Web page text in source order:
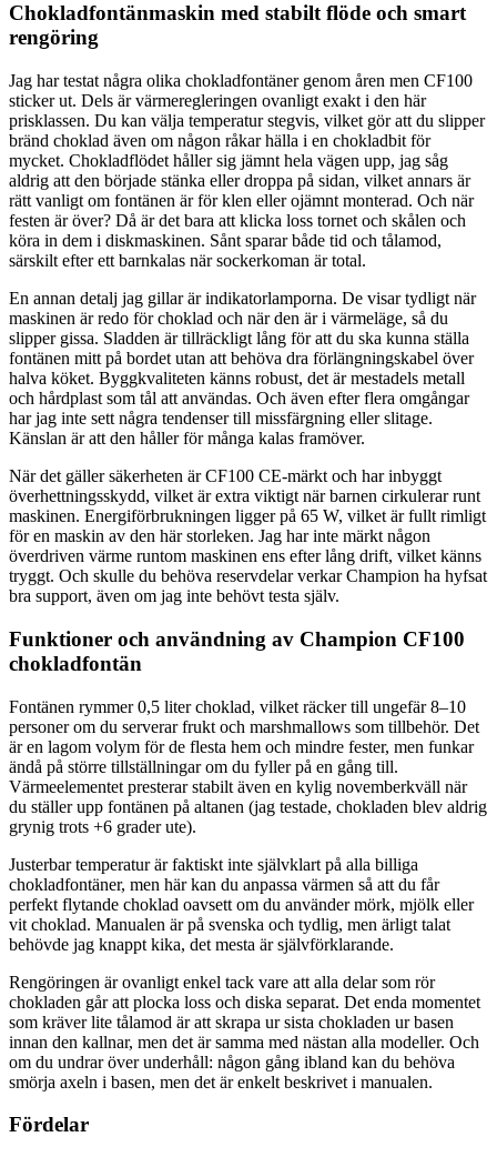
Chokladfontänmaskin med stabilt flöde och smart
rengöring
Jag har testat några olika chokladfontäner genom åren men CF100
sticker ut. Dels är värmeregleringen ovanligt exakt i den här
prisklassen. Du kan välja temperatur stegvis, vilket gör att du slipper
bränd choklad även om någon råkar hälla i en chokladbit för
mycket. Chokladflödet håller sig jämnt hela vägen upp, jag såg
aldrig att den började stänka eller droppa på sidan, vilket annars är
rätt vanligt om fontänen är för klen eller ojämnt monterad. Och när
festen är över? Då är det bara att klicka loss tornet och skålen och
köra in dem i diskmaskinen. Sånt sparar både tid och tålamod,
särskilt efter ett barnkalas när sockerkoman är total.
En annan detalj jag gillar är indikatorlamporna. De visar tydligt när
maskinen är redo för choklad och när den är i värmeläge, så du
slipper gissa. Sladden är tillräckligt lång för att du ska kunna ställa
fontänen mitt på bordet utan att behöva dra förlängningskabel över
halva köket. Byggkvaliteten känns robust, det är mestadels metall
och hårdplast som tål att användas. Och även efter flera omgångar
har jag inte sett några tendenser till missfärgning eller slitage.
Känslan är att den håller för många kalas framöver.
När det gäller säkerheten är CF100 CE-märkt och har inbyggt
överhettningsskydd, vilket är extra viktigt när barnen cirkulerar runt
maskinen. Energiförbrukningen ligger på 65 W, vilket är fullt rimligt
för en maskin av den här storleken. Jag har inte märkt någon
överdriven värme runtom maskinen ens efter lång drift, vilket känns
tryggt. Och skulle du behöva reservdelar verkar Champion ha hyfsat
bra support, även om jag inte behövt testa själv.
Funktioner och användning av Champion CF100
chokladfontän
Fontänen rymmer 0,5 liter choklad, vilket räcker till ungefär 8–10
personer om du serverar frukt och marshmallows som tillbehör. Det
är en lagom volym för de flesta hem och mindre fester, men funkar
ändå på större tillställningar om du fyller på en gång till.
Värmeelementet presterar stabilt även en kylig novemberkväll när
du ställer upp fontänen på altanen (jag testade, chokladen blev aldrig
grynig trots +6 grader ute).
Justerbar temperatur är faktiskt inte självklart på alla billiga
chokladfontäner, men här kan du anpassa värmen så att du får
perfekt flytande choklad oavsett om du använder mörk, mjölk eller
vit choklad. Manualen är på svenska och tydlig, men ärligt talat
behövde jag knappt kika, det mesta är självförklarande.
Rengöringen är ovanligt enkel tack vare att alla delar som rör
chokladen går att plocka loss och diska separat. Det enda momentet
som kräver lite tålamod är att skrapa ur sista chokladen ur basen
innan den kallnar, men det är samma med nästan alla modeller. Och
om du undrar över underhåll: någon gång ibland kan du behöva
smörja axeln i basen, men det är enkelt beskrivet i manualen.
Fördelar